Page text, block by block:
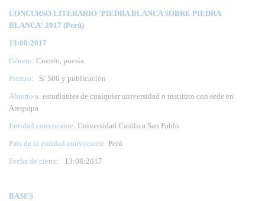
CONCURSO LITERARIO 'PIEDRA BLANCA SOBRE PIEDRA
BLANCA' 2017 (Perú)
13:08:2017
Género: Cuento, poesía
Premio:
S/ 500 y publicación
Abierto a: estudiantes de cualquier universidad o instituto con sede en
Arequipa
Entidad convocante: Universidad Católica San Pablo
País de la entidad convocante: Perú
Fecha de cierre: 13:08:2017
BASES